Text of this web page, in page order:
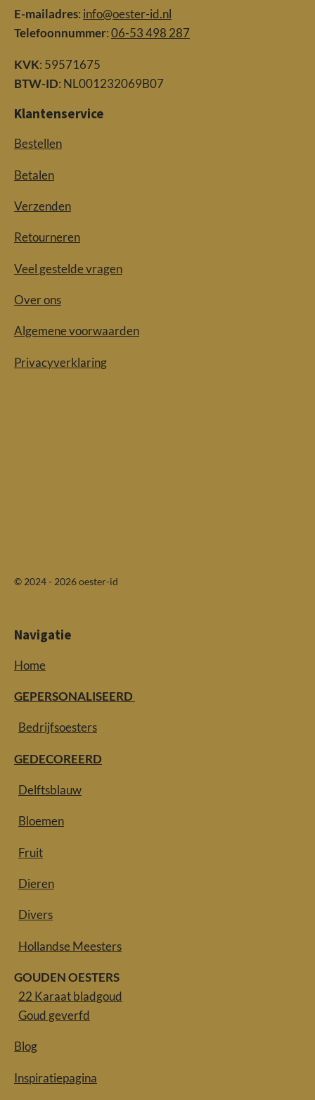
E-mailadres: info@oester-id.nl
Telefoonnummer:06-53 498 287
KVK: 59571675
BTW-ID: NL001232069B07
Klantenservice
Bestellen
Betalen
Verzenden
Retourneren
Veel gestelde vragen
Over ons
Algemene voorwaarden
Privacyverklaring
© 2024 - 2026 oester-id
Navigatie
Home
GEPERSONALISEERD
Bedrijfsoesters
GEDECOREERD
Delftsblauw
Bloemen
Fruit
Dieren
Divers
Hollandse Meesters
GOUDEN OESTERS
22 Karaat bladgoud
Goud geverfd
Blog
Inspiratiepagina